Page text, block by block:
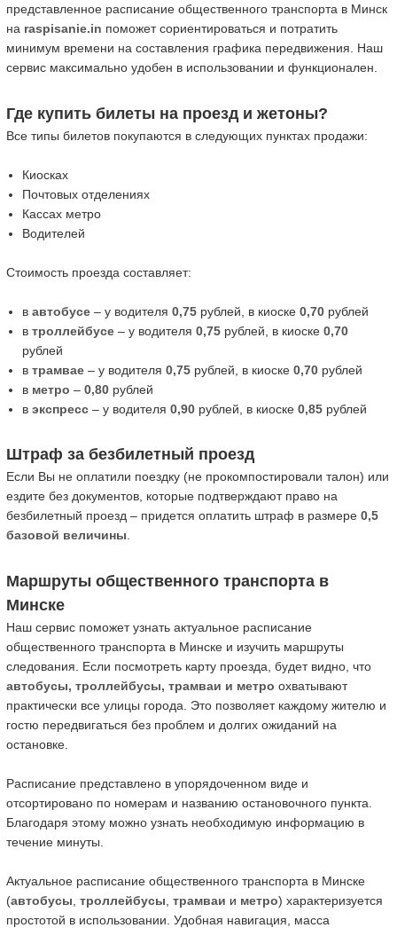
представленное расписание общественного транспорта в Минск
на raspisanie.in поможет сориентироваться и потратить
минимум времени на составления графика передвижения. Наш
сервис максимально удобен в использовании и функционален.
Где купить билеты на проезд и жетоны?
Все типы билетов покупаются в следующих пунктах продажи:
Киосках
Почтовых отделениях
Кассах метро
Водителей
Стоимость проезда составляет:
в автобусе– у водителя 0,75 рублей, в киоске 0,70 рублей
в троллейбусе– у водителя 0,75 рублей, в киоске 0,70
рублей
в трамвае– у водителя 0,75 рублей, в киоске 0,70 рублей
в метро – 0,80рублей
в экспресс– у водителя 0,90 рублей, в киоске 0,85 рублей
Штраф за безбилетный проезд
Если Вы не оплатили поездку (не прокомпостировали талон) или
ездите без документов, которые подтверждают право на
безбилетный проезд – придется оплатить штраф в размере 0,5
базовой величины.
Маршруты общественного транспорта в
Минске
Наш сервис поможет узнать актуальное расписание
общественного транспорта в Минске и изучить маршруты
следования. Если посмотреть карту проезда, будет видно, что
автобусы, троллейбусы, трамваи и метро охватывают
практически все улицы города. Это позволяет каждому жителю и
гостю передвигаться без проблем и долгих ожиданий на
остановке.
Расписание представлено в упорядоченном виде и
отсортировано по номерам и названию остановочного пункта.
Благодаря этому можно узнать необходимую информацию в
течение минуты.
Актуальное расписание общественного транспорта в Минске
(автобусы троллейбусы трамваи и метро) характеризуется
простотой в использовании. Удобная навигация, масса